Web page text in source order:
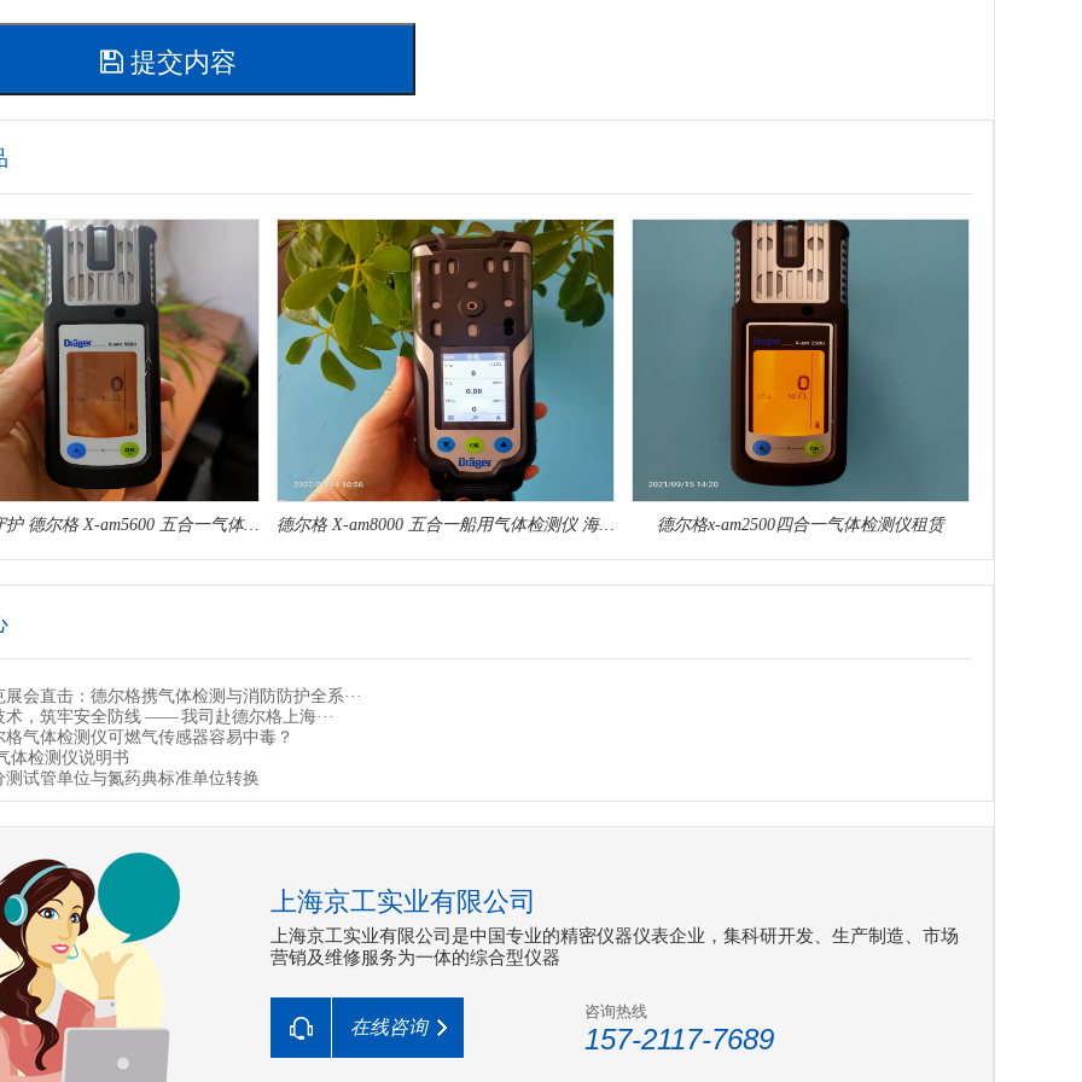
提交内容
船用安全守护 德尔格 X‑am5600 五合一气体检测仪 德尔格 X‑am8000 五合一船用气体检测仪 海事合规专用 德尔格x-am2500四合一气体检测仪租赁
会直击：德尔格携气体检测与消防防护全系···
术，筑牢安全防线 —— 我司赴德尔格上海···
格气体检测仪可燃气传感器容易中毒？
体检测仪说明书
测试管单位与氮药典标准单位转换
上海京工实业有限公司
上海京工实业有限公司是中国专业的精密仪器仪表企业，集科研开发、生产制造、市场
营销及维修服务为一体的综合型仪器
在线咨询
咨询热线
157-2117-7689